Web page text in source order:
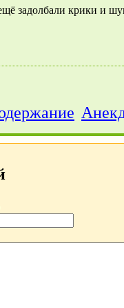
задолбали крики и